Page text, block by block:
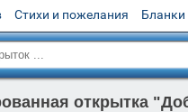
Стихи и пожелания Бланки
открытка